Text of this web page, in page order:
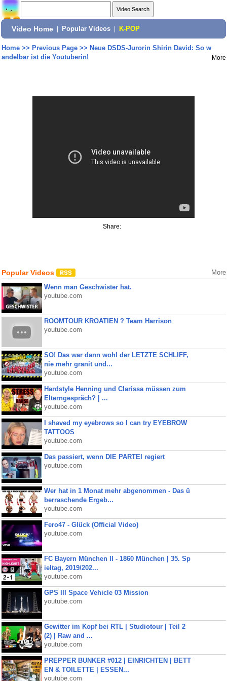
Video Home Popular Videos K-POP
Home>> Previous Page>> Neue DSDS-Jurorin Shirin David: So w
andelbar ist die Youtuberin!
More
Share:
Popular Videos More
Wenn man Geschwister hat.
youtube.com
ROOMTOUR KROATIEN ? Team Harrison
youtube.com
SO! Das war dann wohl der LETZTE SCHLIFF,
nie mehr granit und...
youtube.com
Hardstyle Henning und Clarissa müssen zum
Elterngespräch? | ...
youtube.com
I shaved my eyebrows so I can try EYEBROW
TATTOOS
youtube.com
Das passiert, wenn DIE PARTEI regiert
youtube.com
Wer hat in 1 Monat mehr abgenommen - Das ü
berraschende Ergeb...
youtube.com
Fero47 - Glück (Official Video)
youtube.com
FC Bayern München II - 1860 München | 35. Sp
ieltag, 2019/202...
youtube.com
GPS III Space Vehicle 03 Mission
youtube.com
Gewitter im Kopf bei RTL | Studiotour | Teil 2
(2) | Raw and ...
youtube.com
PREPPER BUNKER #012 | EINRICHTEN | BETT
EN & TOILETTE | ESSEN...
youtube.com